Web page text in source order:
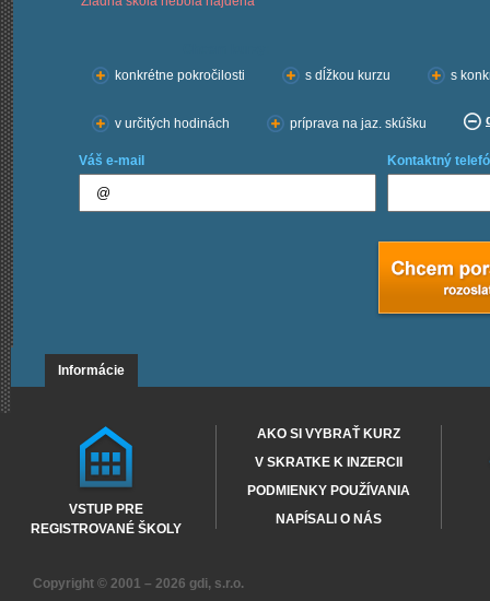
konkrétne pokročilosti
s dĺžkou kurzu s
v určitých hodinách príprava na jaz. skúšku
Váš e-mail Kontaktný
Informácie
VSTUP PRE
REGISTROVANÉ ŠKOLY
AKO SI VYBRAŤ KURZ
V SKRATKE K INZERCII
PODMIENKY POUŽÍVANIA
NAPÍSALI O NÁS
Copyright © 2001 – 2026 gdi, s.r.o.